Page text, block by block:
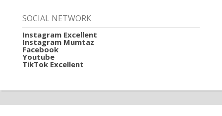
SOCIAL NETWORK
Instagram Excellent
Instagram Mumtaz
Facebook
Youtube
TikTok Excellent